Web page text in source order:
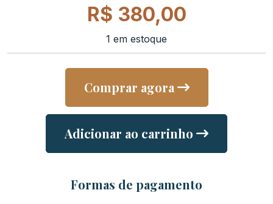
R$ 380,00
1 em estoque
Comprar agora
Adicionar ao carrinho
Formas de pagamento